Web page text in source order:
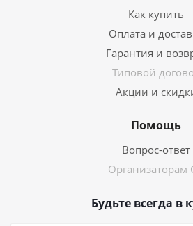
Как купить
Оплата и
Гарантия и
Типовой
Акции и
Помощь
Вопрос-ответ
Организаторам
Будьте всегда в